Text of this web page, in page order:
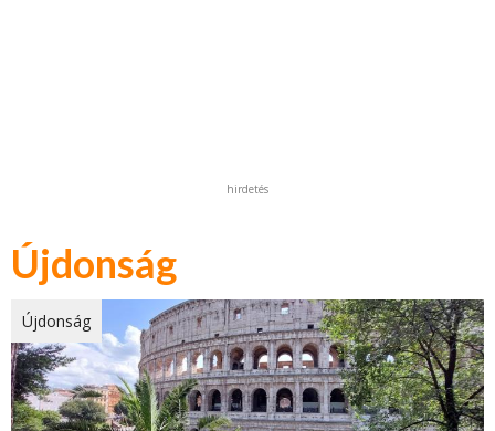
hirdetés
Újdonság
Újdonság